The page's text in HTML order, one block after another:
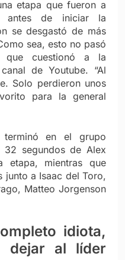
etapa que fueron a
antes de iniciar la
se desgastó de más
sea, esto no pasó
que cuestionó a la
de Youtube. “Al
Solo perdieron unos
para la general
terminó en el grupo
32 segundos de Alex
etapa, mientras que
junto a Isaac del Toro,
Matteo Jorgenson
idiota,
dejar al líder